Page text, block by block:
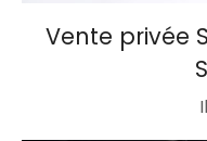
Vente privée